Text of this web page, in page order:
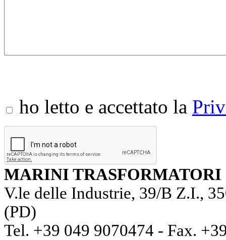
ho letto e accettato la
MARINI TRASFORMATORI
V.le delle Industrie, 39/B Z.I.,
(PD)
Tel. +39 049 9070474 - Fax.